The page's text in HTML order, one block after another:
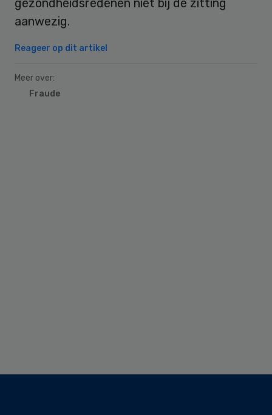
aanwezig.
Reageer op dit artikel
Meer over:
Fraude